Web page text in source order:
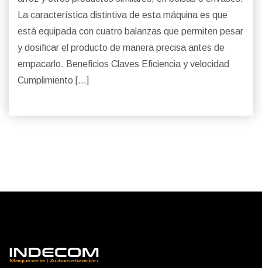
La característica distintiva de esta máquina es que
está equipada con cuatro balanzas que permiten pesar
y dosificar el producto de manera precisa antes de
empacarlo. Beneficios Claves Eficiencia y velocidad
Cumplimiento […]